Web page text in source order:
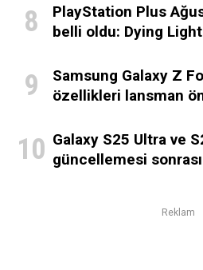
PlayStation Plus
belli oldu: Dying
Samsung Galaxy Z
özellikleri lansman
Galaxy S25 Ultra ve
güncellemesi
Reklam